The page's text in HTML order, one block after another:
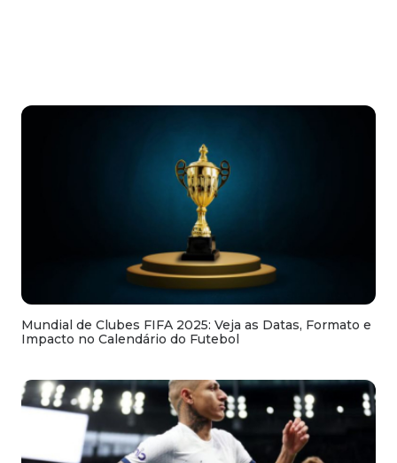
Mundial de Clubes FIFA 2025: Veja as Datas, Formato e
Impacto no Calendário do Futebol